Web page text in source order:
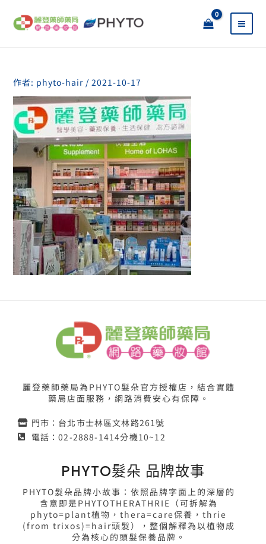
作者: phyto-hair / 2021-10-17
麗登藥師藥局為PHYTO髮朵官方授權店，結合實體
藥局店面服務，網路消費安心有保障。
門市：台北市士林區文林路261號
電話：02-2888-1414分機10~12
PHYTO髮朵 品牌故事
PHYTO髮朵品牌小故事：依照品牌字面上的深層的
含意即是PHYTOTHERATHRIE（可拆解為
phyto=plant植物，thera=care保養，thrie
(from trixos)=hair頭髮），整個解釋為以植物成
分為核心的頭髮保養品牌。